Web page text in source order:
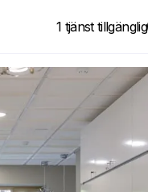
1 tjänst tillgänglig